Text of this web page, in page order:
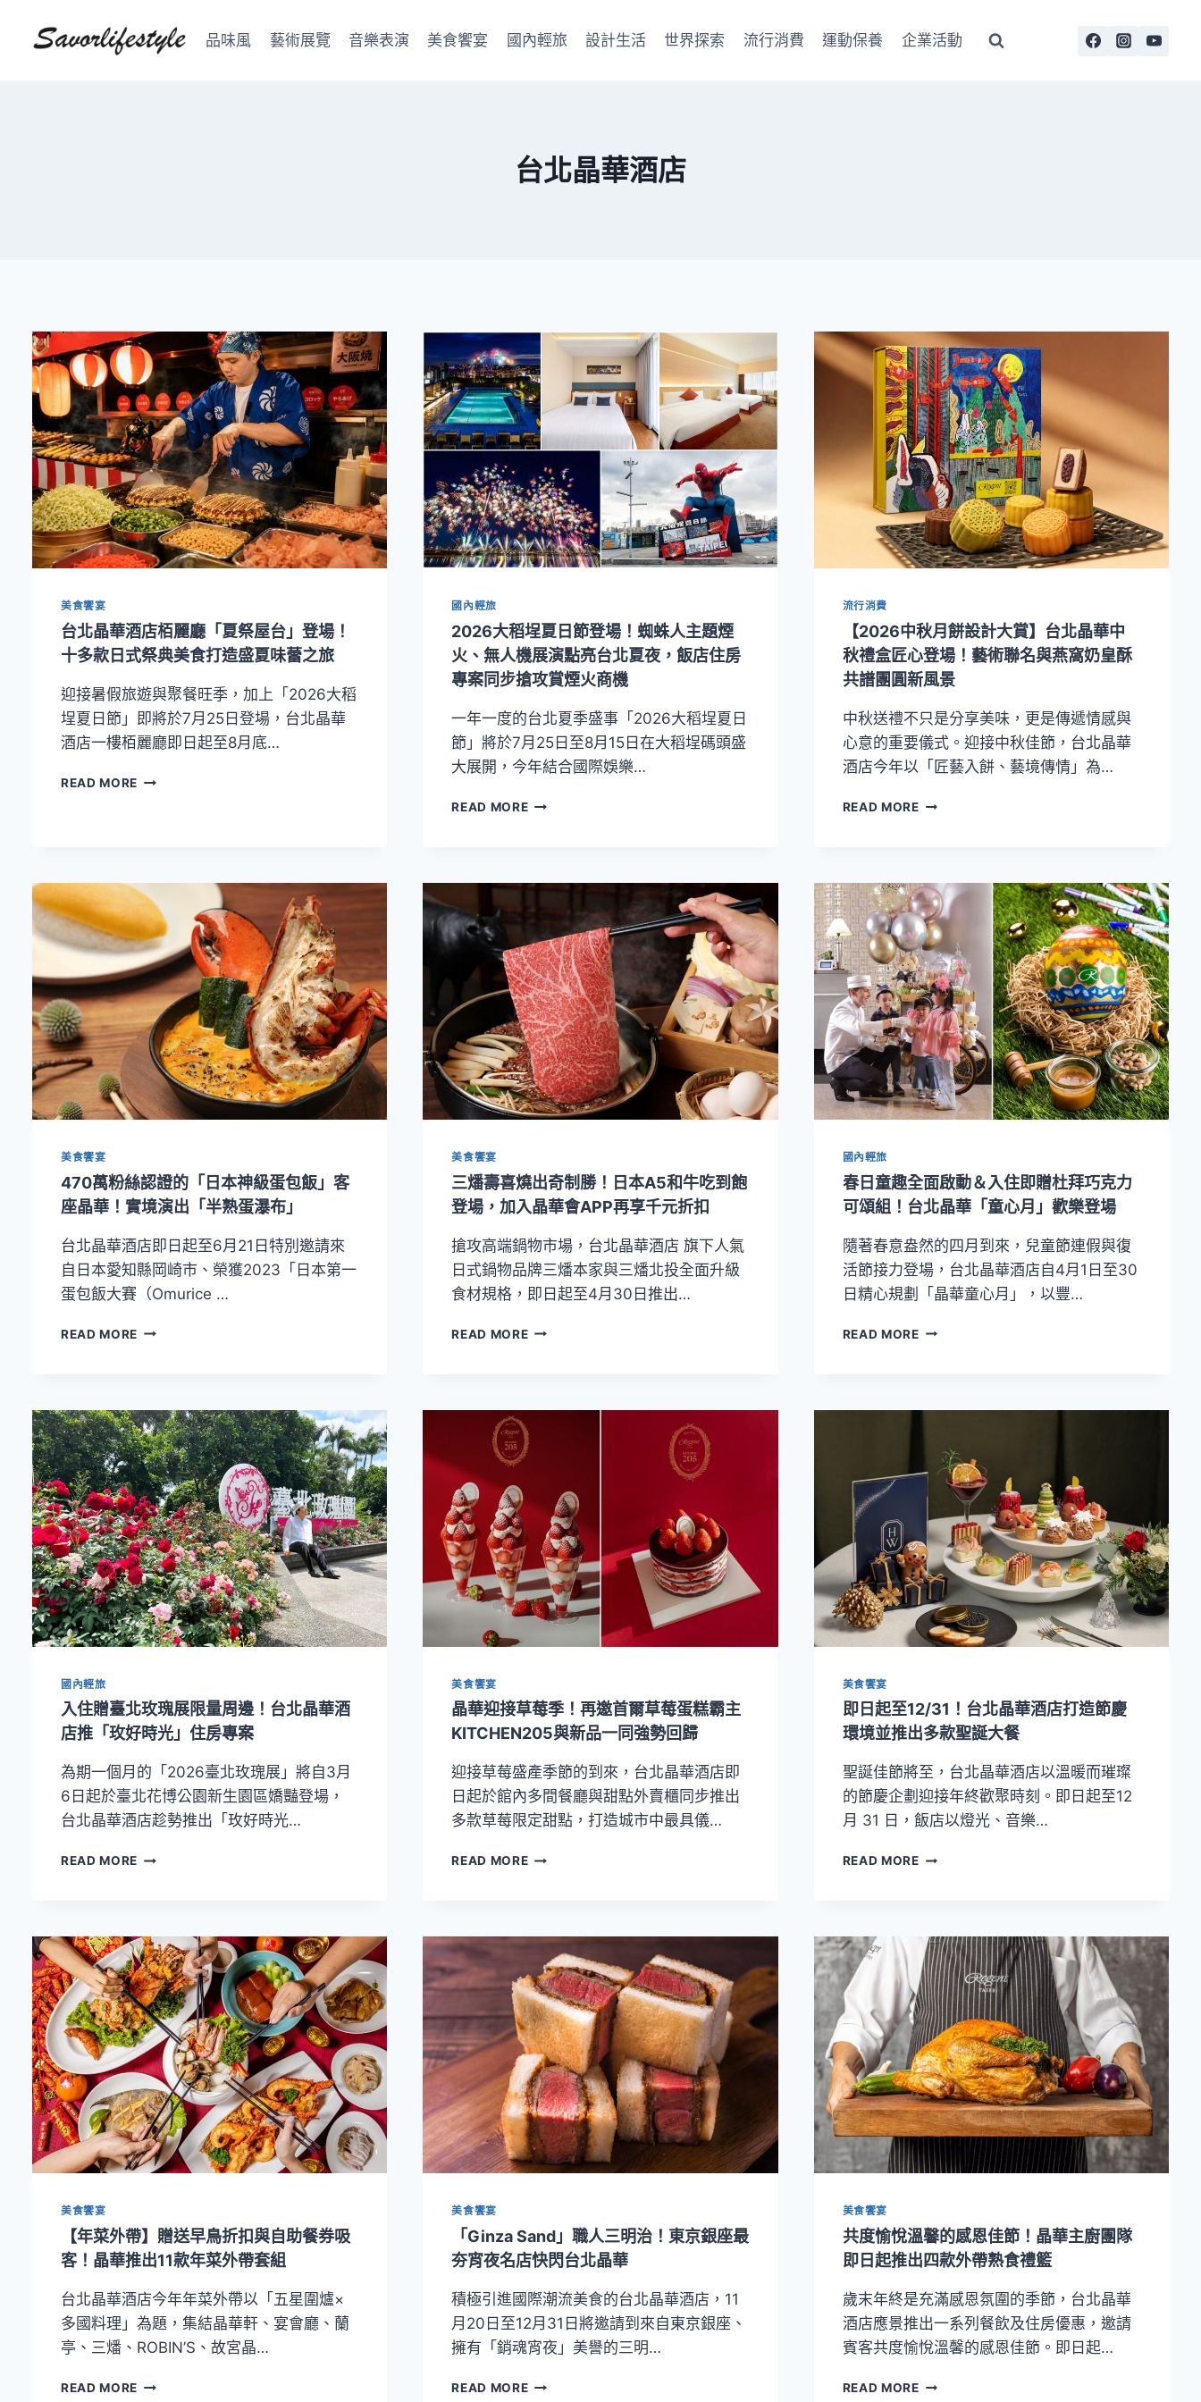
品味風 藝術展覽 音樂表演 美食饗宴 國內輕旅 設計生活 世界探索 流行消費 運動保養 企業活動
台北晶華酒店
美食饗宴
台北晶華酒店栢麗廳「夏祭屋台」登場！
十多款日式祭典美食打造盛夏味蕾之旅
迎接暑假旅遊與聚餐旺季，加上「2026大稻
埕夏日節」即將於7月25日登場，台北晶華
酒店一樓栢麗廳即日起至8月底…
READ MORE
栢
麗
廳
「夏
祭
屋
台」
登
場！
多
款
日
典
美
食
造
盛
夏
味
國內輕旅
2026大稻埕夏日節登場！蜘蛛人主題煙
火、無人機展演點亮台北夏夜，飯店住房
專案同步搶攻賞煙火商機
一年一度的台北夏季盛事「2026大稻埕夏日
節」將於7月25日至8月15日在大稻埕碼頭盛
大展開，今年結合國際娛樂…
READ MORE2026
節
場！
蜘
蛛
人
主
題
煙
火、
無
人
演
點
亮
北
夏
夜，
店
步
火
商
機
流行消費
【2026中秋月餅設計大賞】台北晶華中
秋禮盒匠心登場！藝術聯名與燕窩奶皇酥
共譜團圓新風景
中秋送禮不只是分享美味，更是傳遞情感與
心意的重要儀式。迎接中秋佳節，台北晶華
酒店今年以「匠藝入餅、藝境傳情」為…
READ MORE【2026
設
計
大
賞】
台
北
晶
華
中
秋
禮
盒
匠
場！
藝
術
名
與
燕
奶
風
景
美食饗宴
470萬粉絲認證的「日本神級蛋包飯」客
座晶華！實境演出「半熟蛋瀑布」
台北晶華酒店即日起至6月21日特別邀請來
自日本愛知縣岡崎市、榮獲2023「日本第一
蛋包飯大賽（Omurice …
READ MORE 470
證
的
「日
本
神
級
蛋
包
飯」
客
座
晶
華！
演
出
「半
熟
蛋
瀑
布」
美食饗宴
三燔壽喜燒出奇制勝！日本A5和牛吃到飽
登場，加入晶華會APP再享千元折扣
搶攻高端鍋物市場，台北晶華酒店 旗下人氣
日式鍋物品牌三燔本家與三燔北投全面升級
食材規格，即日起至4月30日推出…
READ MORE三
奇
A5
和
牛
吃
到
登
入
晶
華
會
APP
再
享
元
國內輕旅
春日童趣全面啟動＆入住即贈杜拜巧克力
可頌組！台北晶華「童心月」歡樂登場
隨著春意盎然的四月到來，兒童節連假與復
活節接力登場，台北晶華酒店自4月1日至30
日精心規劃「晶華童心月」，以豐…
READ MORE春
＆
入
住
即
贈
杜
拜
巧
克
力
組！
台
北
華
「童
心
歡
國內輕旅
入住贈臺北玫瑰展限量周邊！台北晶華酒
店推「玫好時光」住房專案
為期一個月的「2026臺北玫瑰展」將自3月
6日起於臺北花博公園新生園區嬌豔登場，
台北晶華酒店趁勢推出「玫好時光…
READ MORE 入
玫
瑰
展
限
量
周
邊！
北
晶
華
酒
店
好
時
光」
住
房
專
案
美食饗宴
晶華迎接草莓季！再邀首爾草莓蛋糕霸主
KITCHEN205與新品一同強勢回歸
迎接草莓盛產季節的到來，台北晶華酒店即
日起於館內多間餐廳與甜點外賣櫃同步推出
多款草莓限定甜點，打造城市中最具儀…
READ MORE晶
季！
再
邀
首
爾
草
莓
蛋
糕
霸
主
KITCHEN205
品
一
同
強
勢
回
歸
美食饗宴
即日起至12/31！台北晶華酒店打造節慶
環境並推出多款聖誕大餐
聖誕佳節將至，台北晶華酒店以溫暖而璀璨
的節慶企劃迎接年終歡聚時刻。即日起至12
月 31 日，飯店以燈光、音樂…
READ MORE即
台
北
晶
華
酒
店
打
造
節
慶
環
境
並
多
款
聖
誕
大
餐
美食饗宴
【年菜外帶】贈送早鳥折扣與自助餐券吸
客！晶華推出11款年菜外帶套組
台北晶華酒店今年年菜外帶以「五星圍爐×
多國料理」為題，集結晶華軒、宴會廳、蘭
亭、三燔、ROBIN’S、故宮晶…
READ MORE 【年
美食饗宴
「Ginza Sand」職人三明治！東京銀座最
夯宵夜名店快閃台北晶華
積極引進國際潮流美食的台北晶華酒店，11
月20日至12月31日將邀請到來自東京銀座、
擁有「銷魂宵夜」美譽的三明…
READ MORE「GINZA
美食饗宴
共度愉悅溫馨的感恩佳節！晶華主廚團隊
即日起推出四款外帶熟食禮籃
歲末年終是充滿感恩氛圍的季節，台北晶華
酒店應景推出一系列餐飲及住房優惠，邀請
賓客共度愉悅溫馨的感恩佳節。即日起…
READ MORE共